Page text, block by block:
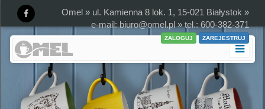
Omel » ul. Kamienna 8 lok. 1, 15-021 Białystok »
e-mail:biuro@omel.pl» tel.: 600-382-371
ZALOGUJ ZAREJESTRUJ